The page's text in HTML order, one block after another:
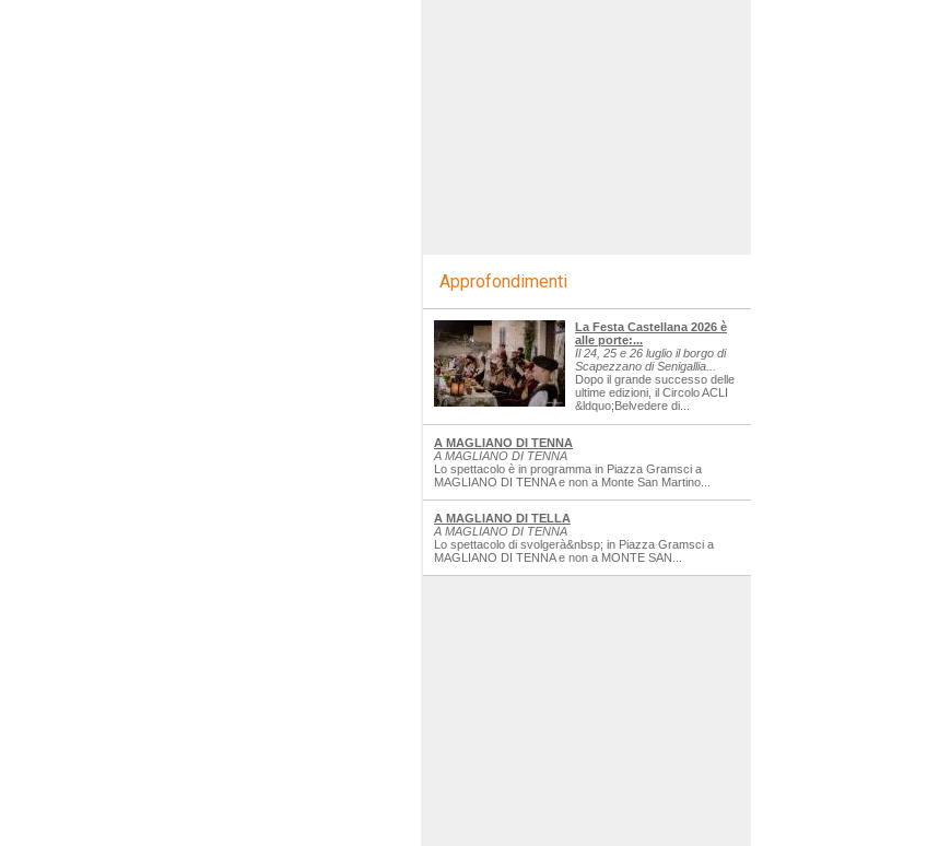
Approfondimenti
La Festa Castellana 2026 è
alle porte:...
Il 24, 25 e 26 luglio il borgo di
Scapezzano di Senigallia...
Dopo il grande successo delle
ultime edizioni, il Circolo ACLI
&ldquo;Belvedere di...
A MAGLIANO DI TENNA
A MAGLIANO DI TENNA
Lo spettacolo è in programma in Piazza Gramsci a
MAGLIANO DI TENNA e non a Monte San Martino...
A MAGLIANO DI TELLA
A MAGLIANO DI TENNA
Lo spettacolo di svolgerà&nbsp; in Piazza Gramsci a
MAGLIANO DI TENNA e non a MONTE SAN...